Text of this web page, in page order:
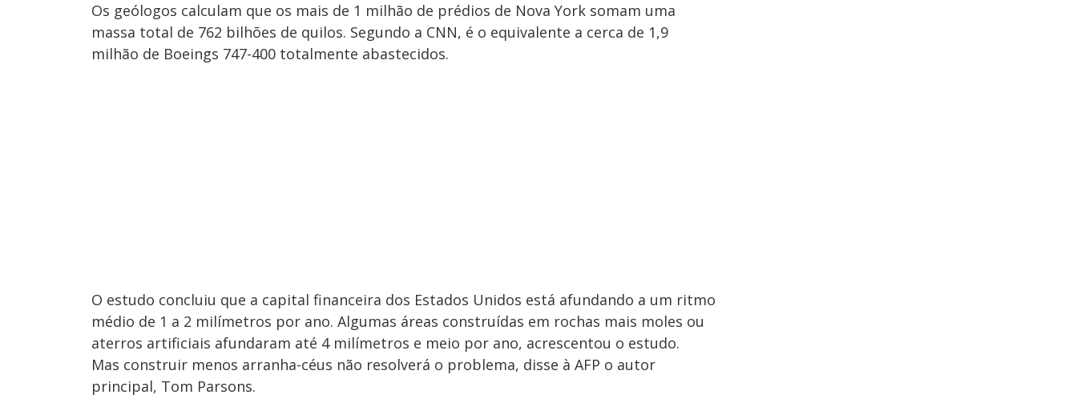
Os geólogos calculam que os mais de 1 milhão de prédios de Nova York somam uma
massa total de 762 bilhões de quilos. Segundo a CNN, é o equivalente a cerca de 1,9
milhão de Boeings 747-400 totalmente abastecidos.
O estudo concluiu que a capital financeira dos Estados Unidos está afundando a um ritmo
médio de 1 a 2 milímetros por ano. Algumas áreas construídas em rochas mais moles ou
aterros artificiais afundaram até 4 milímetros e meio por ano, acrescentou o estudo.
Mas construir menos arranha-céus não resolverá o problema, disse à AFP o autor
principal, Tom Parsons.